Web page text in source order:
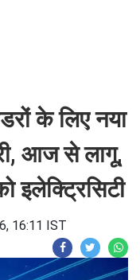
के लिए नया
आज से लागू,
इलेक्ट्रिसिटी
16:11 IST